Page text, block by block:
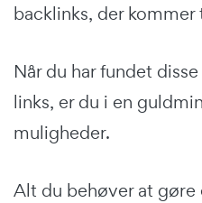
backlinks, der kommer
Når du har fundet
links, er du i en
muligheder.
Alt du behøver at gøre